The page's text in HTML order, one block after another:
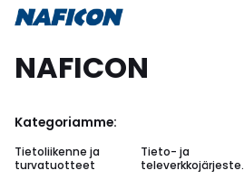
NAFICON
Kategoriamme:
Tietoliikenne ja
turvatuotteet
Tieto- ja
televerkkojärjestel